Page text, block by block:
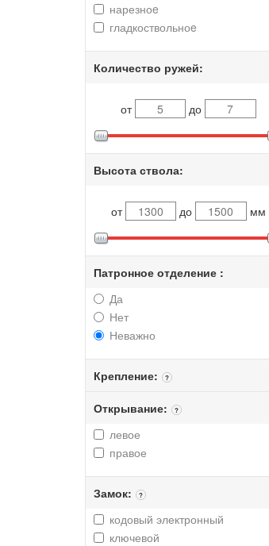
нарезноe
гладкоствольноe
Количество ружей:
от до
Высота ствола:
от до мм
Патронное отделение :
Да
Нет
Неважно
Крепление: ?
Открывание: ?
левое
правое
Замок: ?
кодовый электронный
ключевой